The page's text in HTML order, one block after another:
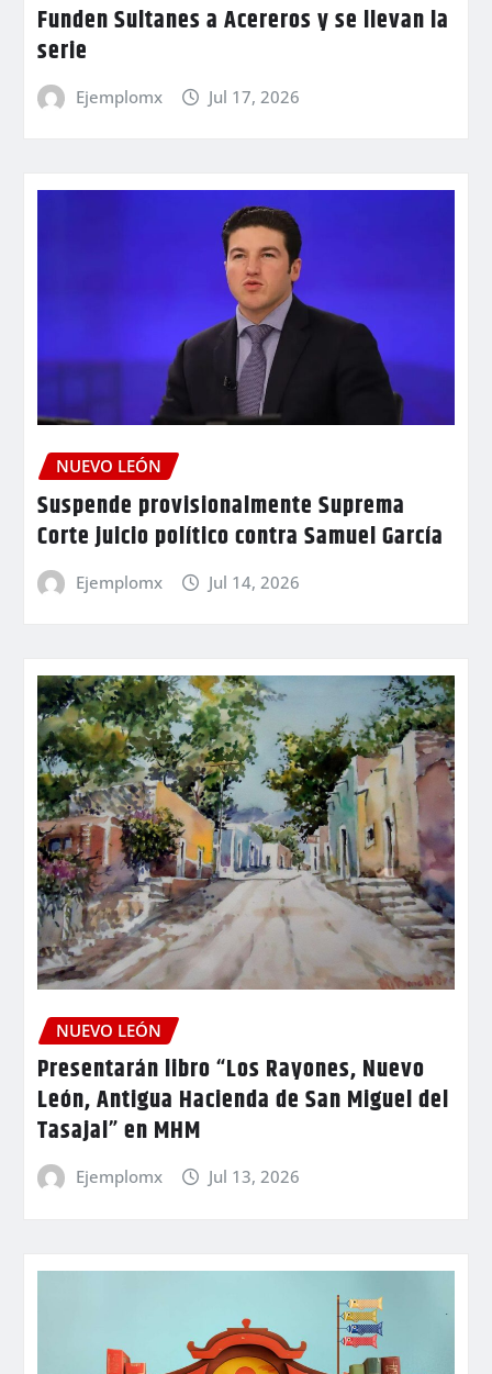
Funden Sultanes a Acereros y se llevan la
serie
Ejemplomx Jul 17, 2026
NUEVO LEÓN
Suspende provisionalmente Suprema
Corte juicio político contra Samuel García
Ejemplomx Jul 14, 2026
NUEVO LEÓN
Presentarán libro “Los Rayones, Nuevo
León, Antigua Hacienda de San Miguel del
Tasajal” en MHM
Ejemplomx Jul 13, 2026